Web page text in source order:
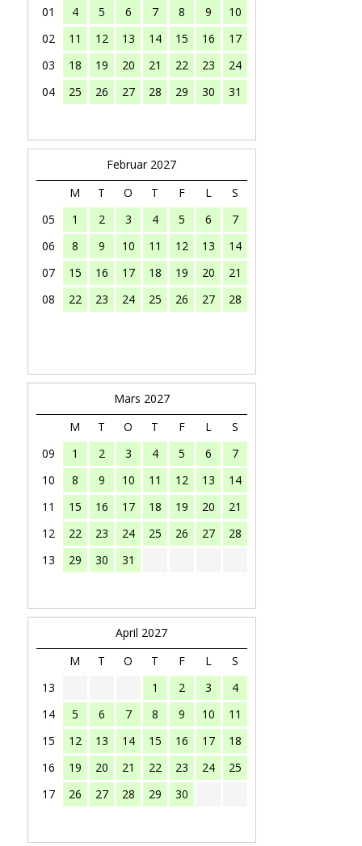
01
4 5 6 7 8 9
10
02
11 12 13 14 15 16
17
03
18 19 20 21 22 23
24
04
25 26 27 28 29 30 31
Februar 2027
M
T O T F L
S
05
1 2 3 4 5 6
7
06
8 9 10 11 12 13
14
07
15 16 17 18 19 20
21
08
22 23 24 25 26 27 28
Mars 2027
M
T O T F L
S
09
1 2 3 4 5 6
7
10
8 9 10 11 12 13
14
11
15 16 17 18 19 20
21
12
22 23 24 25 26 27
28
13
29 30 31
April 2027
M
T O T F L
S
13
1 2 3
4
14
5 6 7 8 9 10
11
15
12 13 14 15 16 17
18
16
19 20 21 22 23 24
25
17
26 27 28 29 30